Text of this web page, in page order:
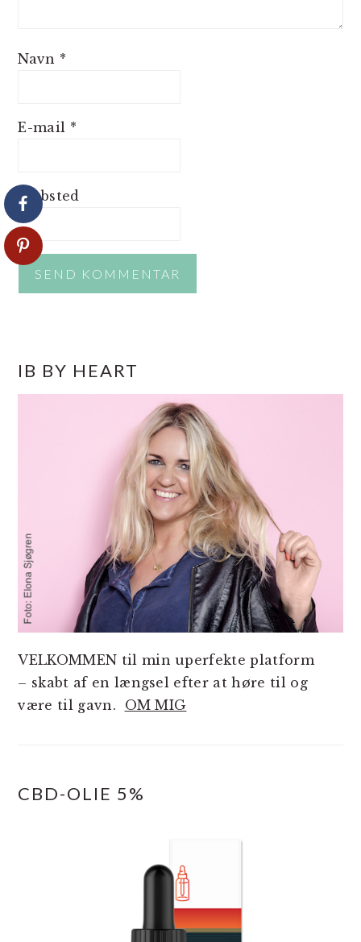
Navn *
E-mail *
Websted
SIDEBAR
IB BY HEART
VELKOMMEN til min uperfekte platform
– skabt af en længsel efter at høre til og
være til gavn. OM MIG
CBD-OLIE 5%